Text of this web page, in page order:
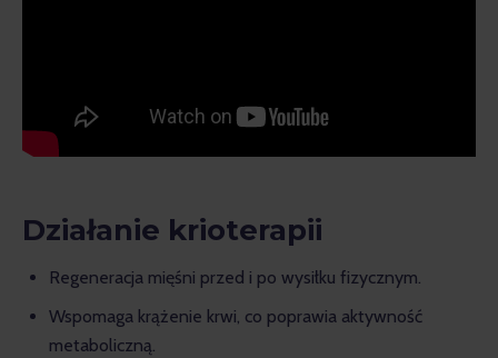
Działanie krioterapii
Regeneracja mięśni przed i po wysiłku fizycznym.
Wspomaga krążenie krwi, co poprawia aktywność
metaboliczną.